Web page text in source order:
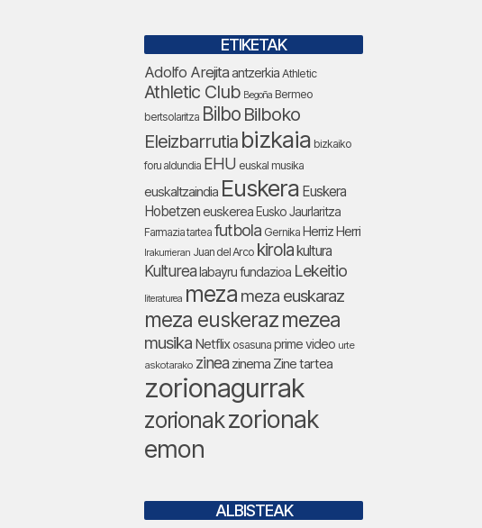
ETIKETAK
Adolfo Arejitaantzerkia Athletic
Athletic Club Begoña Bermeo
bertsolaritza Bilbo Bilboko
Eleizbarrutia bizkaia bizkaiko
foru aldundia EHU euskal musika
euskaltzaindia Euskera Euskera
Hobetzeneuskerea Eusko Jaurlaritza
Farmazia tartea futbola Gernika Herriz Herri
Irakurrieran Juan del Arco kirola kultura
Kulturealabayru fundazioa Lekeitio
literaturea meza meza euskaraz
meza euskerazmezea
musika Netflix osasuna prime video urte
askotarako zinea zinema Zine tartea
zorionagurrak
zorionakzorionak
emon
ALBISTEAK